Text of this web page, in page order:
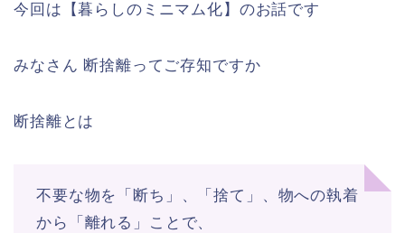
今回は【暮らしのミニマム化】のお話です
みなさん 断捨離ってご存知ですか
断捨離とは
不要な物を「断ち」、「捨て」、物への執着
から「離れる」ことで、